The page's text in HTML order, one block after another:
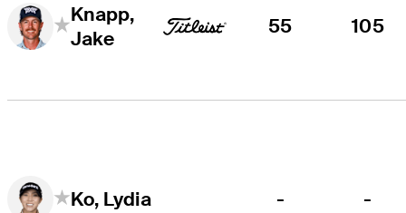
Knapp,
Jake
55 105
Ko, Lydia - -